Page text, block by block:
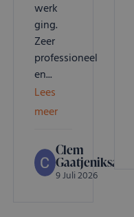
werk
ging.
Zeer
professioneel
en...
Lees
meer
Clem
Gaatjeniksaan
9 Juli 2026